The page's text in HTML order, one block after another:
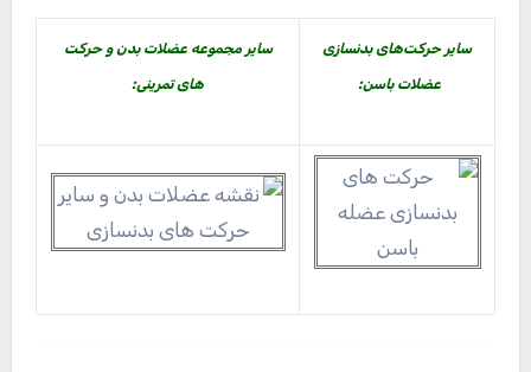
سایر حرکت‌های بدنسازی
عضلات باسن:
سایر مجموعه عضلات بدن و حرکت
های تمرینی: